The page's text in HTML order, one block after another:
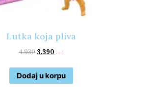
Lutka koja pliva
4.930 3.390 rsd
Dodaj u korpu